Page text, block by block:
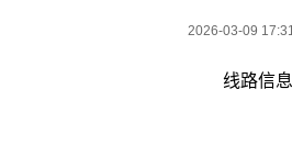
2026-03-09
线路信息